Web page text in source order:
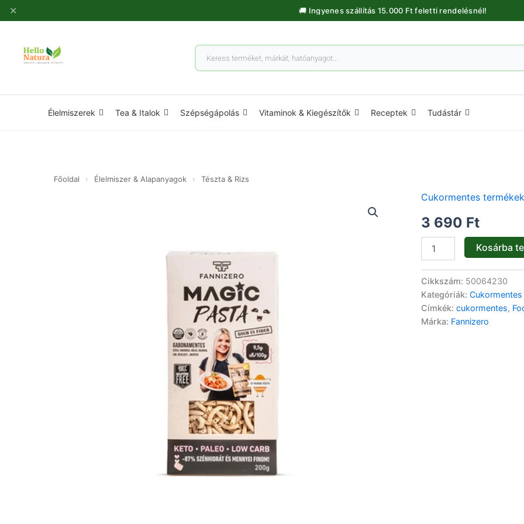
✕ 🚚 Ingyenes szállítás 15.000 Ft feletti rendelésnél!
Products
search
Ugrás
a
Élelmiszerek Tea & Italok Szépségápolás Vitaminok & Kiegészítők Receptek Tudástár
Főoldal › Élelmiszer & Alapanyagok › Tészta & Rizs
Cukormentes termékek
3 690 Ft
Orsó
Pasta
200g
Kosárba
Cikkszám: 50064230
Kategóriák:
Címkék: cukormentes,
Márka: Fannizero